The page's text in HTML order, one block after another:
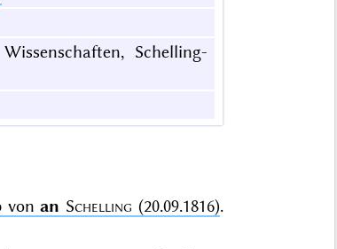
Schelling-
vonan Schelling (20.09.1816).